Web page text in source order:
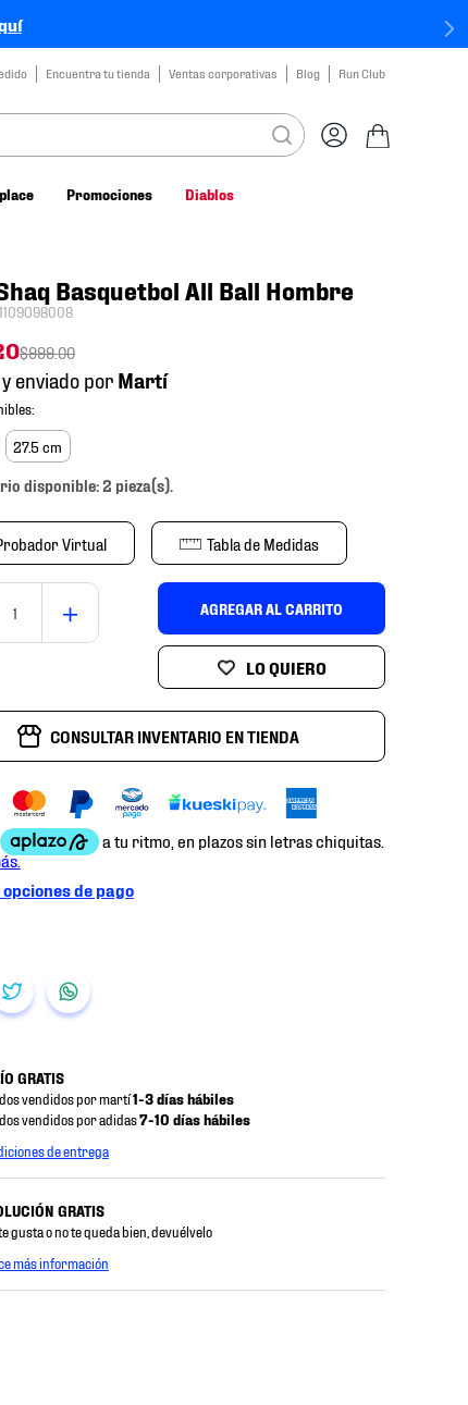
Encuentra tu tienda Ventas corporativas Blog Run Club
Promociones Diablos
Basquetbol All Ball Hombre
1109098008
$999.00
enviado por
27.5 cm
disponible: 2 pieza(s).
Virtual Tabla de Medidas
＋ AGREGAR AL CARRITO
CONSULTAR INVENTARIO EN TIENDA
de pago
GRATIS
vendidos por martí1-3 días hábiles
vendidos por adidas7-10 días hábiles
de entrega
GRATIS
gusta o no te queda bien, devuélvelo
más información